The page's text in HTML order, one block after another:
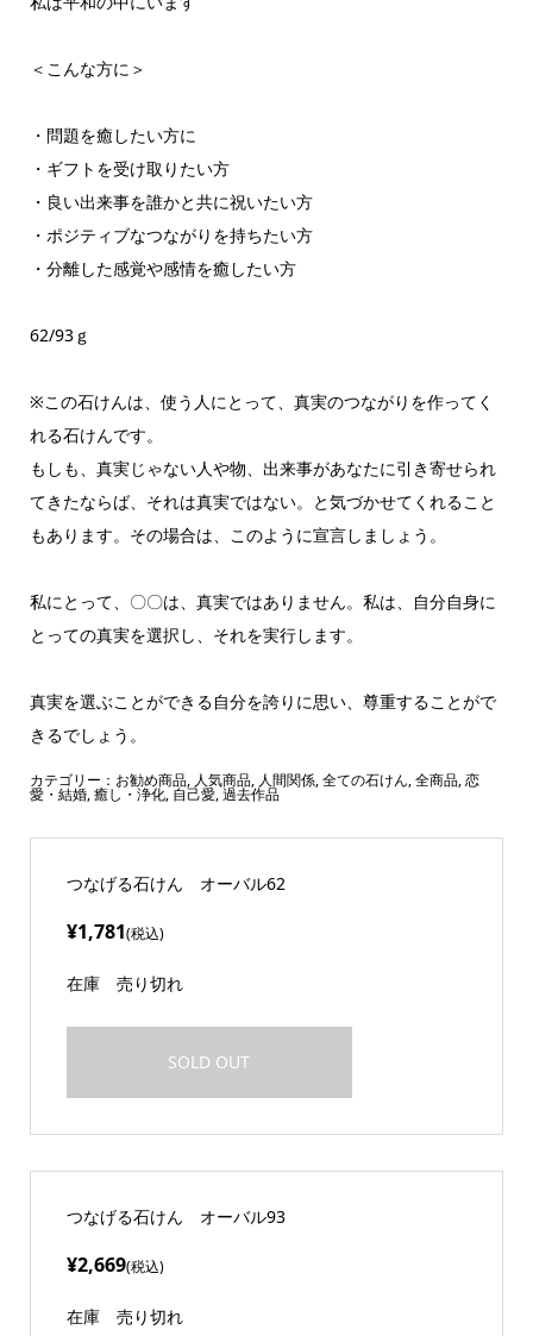
＜こんな方に＞
・問題を癒したい方に
・ギフトを受け取りたい方
・良い出来事を誰かと共に祝いたい方
・ポジティブなつながりを持ちたい方
・分離した感覚や感情を癒したい方
62/93ｇ
※この石けんは、使う人にとって、真実のつながりを作ってく
れる石けんです。
もしも、真実じゃない人や物、出来事があなたに引き寄せられ
てきたならば、それは真実ではない。と気づかせてくれること
もあります。その場合は、このように宣言しましょう。
私にとって、〇〇は、真実ではありません。私は、自分自身に
とっての真実を選択し、それを実行します。
真実を選ぶことができる自分を誇りに思い、尊重することがで
きるでしょう。
カテゴリー： お勧め商品, 人気商品, 人間関係,全ての石けん,全商品,恋
愛・結婚,癒し・浄化,自己愛,過去作品
つなげる石けん オーバル62
¥1,781(税込)
在庫 売り切れ
SOLD OUT
つなげる石けん オーバル93
¥2,669(税込)
在庫 売り切れ